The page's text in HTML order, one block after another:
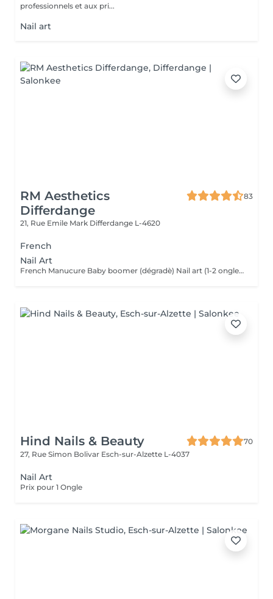
professionnels et aux pri...
Nail art
RM Aesthetics
Differdange
83
21, Rue Emile Mark Differdange L-4620
French
Nail Art
French Manucure Baby boomer (dégradè) Nail art (1-2 ongle) Nail art complet (tous les ongles) Strass/Bijoux Effet chrome/ glazed/ pearl
Hind Nails & Beauty
70
27, Rue Simon Bolivar Esch-sur-Alzette L-4037
Nail Art
Prix pour 1 Ongle